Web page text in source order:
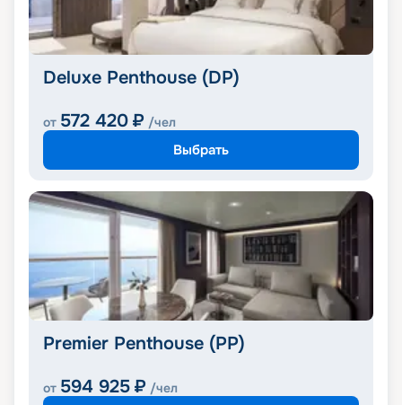
Deluxe Penthouse (DP)
от 572 420 ₽ /чел
Выбрать
Premier Penthouse (PP)
от 594 925 ₽ /чел